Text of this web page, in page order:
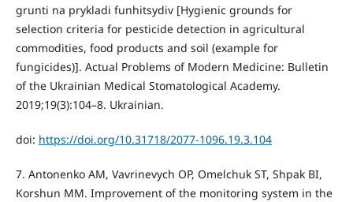
grunti na prykladi funhitsydiv [Hygienic grounds for
selection criteria for pesticide detection in agricultural
commodities, food products and soil (example for
fungicides)]. Actual Problems of Modern Medicine: Bulletin
of the Ukrainian Medical Stomatological Academy.
2019;19(3):104–8. Ukrainian.
doi: https://doi.org/10.31718/2077-1096.19.3.104
7. Antonenko AM, Vavrinevych OP, Omelchuk ST, Shpak BI,
Korshun MM. Improvement of the monitoring system in the